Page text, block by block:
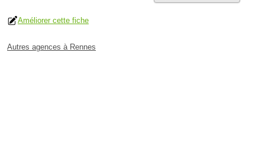
Améliorer cette fiche
Autres agences à Rennes